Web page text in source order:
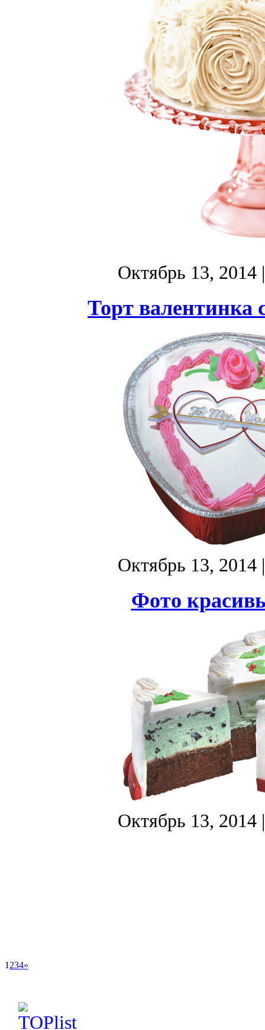
Октябрь 13, 2014
Торт валентинка
Октябрь 13, 2014
Фото
Октябрь 13, 2014
1 234»